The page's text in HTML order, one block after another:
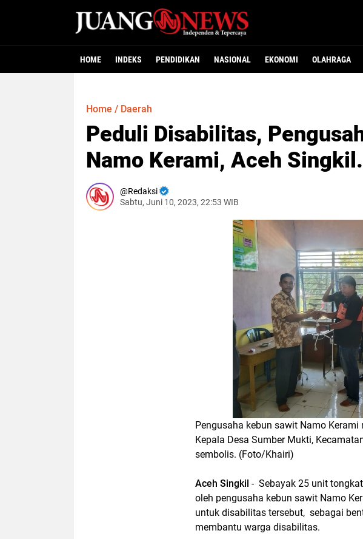
HOME INDEKS PENDIDIKAN NASIONAL EKONOMI OLAHRAGA
Home / Daerah
Peduli Disabilitas,
Namo Kerami, Aceh
Redaksi
Sabtu, Juni 10, 2023, 22:53 WIB
Pengusaha kebun sawit Namo
Kepala Desa Sumber Mukti,
sembolis. (Foto/Khairi)
Aceh Singkil - Sebayak 25 unit
oleh pengusaha kebun sawit Namo
untuk disabilitas tersebut, sebagai
membantu warga disabilitas.